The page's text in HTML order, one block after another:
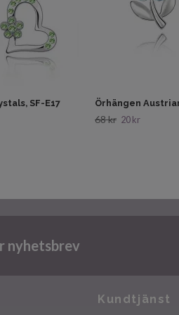
SF-E17 Örhängen
68 kr 20 kr
nyhetsbrev
Kundtjänst